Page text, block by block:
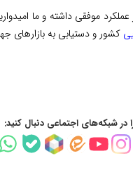
موفقی داشته و ما
کشور و دستیابی به بازارهای
در شبکه‌های اجتماعی دنبال کنید: